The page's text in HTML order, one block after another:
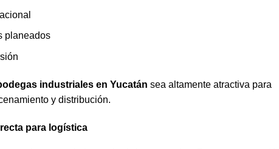
planeados
industriales en Yucatán sea altamente atractiva para
y distribución.
para logística